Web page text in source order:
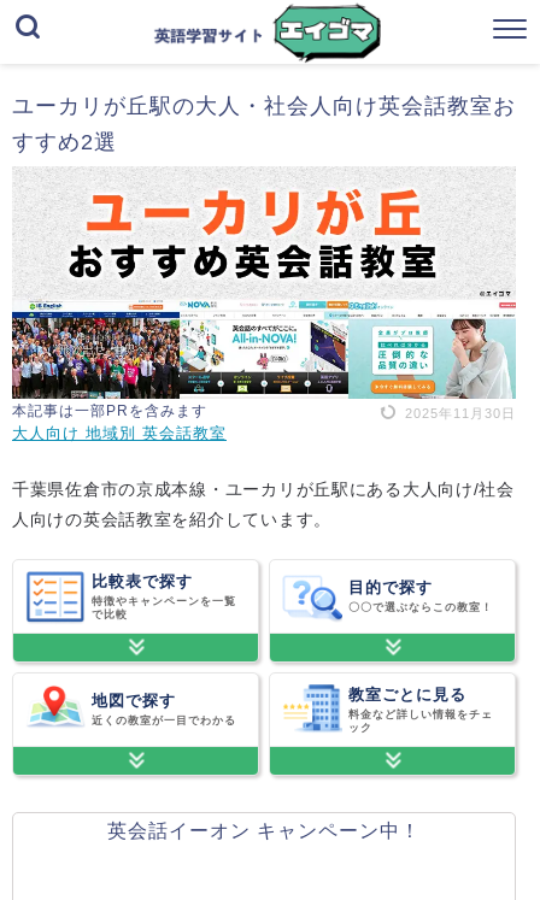
ユーカリが丘駅の大人・社会人向け英会話教室お
すすめ2選
本記事は一部PRを含みます 2025年11月30日
大人向け 地域別 英会話教室
千葉県佐倉市の京成本線・ユーカリが丘駅にある大人向け/社会
人向けの英会話教室を紹介しています。
比較表で探す
特徴やキャンペーンを一覧
で比較
目的で探す
〇〇で選ぶならこの教室！
地図で探す
近くの教室が一目でわかる
教室ごとに見る
料金など詳しい情報をチェ
ック
英会話イーオン キャンペーン中！